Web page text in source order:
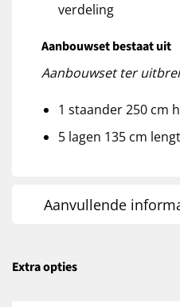
verdeling
Aanbouwset bestaat uit
Aanbouwset ter
1 staander 250 cm
5 lagen 135 cm
Aanvullende
Extra opties